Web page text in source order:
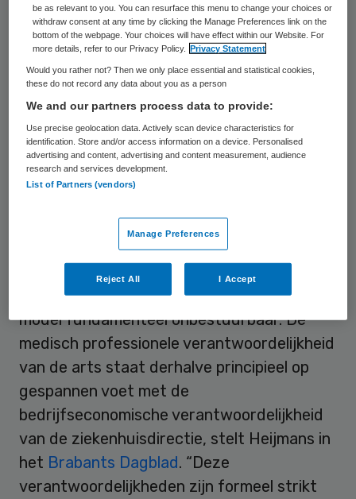
voordelen op door betere efficiency en
kritische beoordeling van de effectiviteit
van (be)handelen, alsmede de routing en
planning. Hij denkt dat de organisatie het
evenwicht opzoekt tussen medische
noodzakelijkheid en economische
mogelijkheid.
In het huidige organisatiemodel draagt de
medisch specialist geen enkele
kostenverantwoordelijkheid. Daarom is het
model fundamenteel onbestuurbaar. De
medisch professionele verantwoordelijkheid
van de arts staat derhalve principieel op
gespannen voet met de
bedrijfseconomische verantwoordelijkheid
van de ziekenhuisdirectie, stelt Heijmans in
het Brabants Dagblad. “Deze
verantwoordelijkheden zijn formeel strikt
be as relevant to you. You can resurface this menu to change your choices or
withdraw consent at any time by clicking the Manage Preferences link on the
bottom of the webpage. Your choices will have effect within our Website. For
more details, refer to our Privacy Policy.
Privacy Statement
Would you rather not? Then we only place essential and statistical cookies,
these do not record any data about you as a person
We and our partners process data to provide:
Use precise geolocation data. Actively scan device characteristics for
identification. Store and/or access information on a device. Personalised
advertising and content, advertising and content measurement, audience
research and services development.
List of Partners (vendors)
Manage Preferences
Reject All I Accept